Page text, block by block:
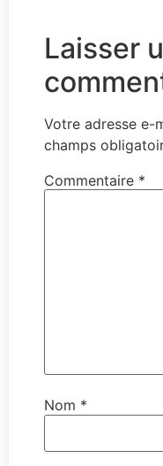
Laisser
Votre adresse e-
champs
Commentaire *
Nom *